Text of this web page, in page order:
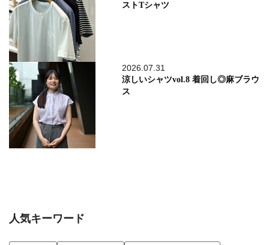
ストTシャツ
2026.07.31
涼しいシャツvol.8 着回し◎麻ブラウ
ス
人気キーワード